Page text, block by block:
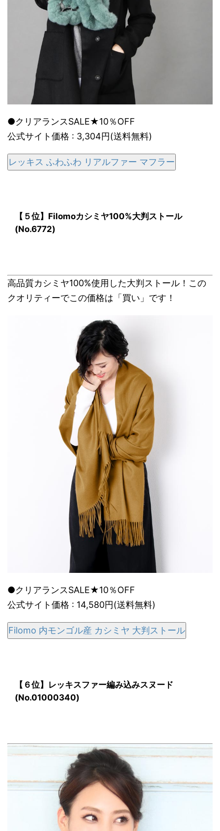
●クリアランスSALE★10％OFF
公式サイト価格 : 3,304円(送料無料)
レッキス ふわふわ リアルファー マフラー
【５位】Filomoカシミヤ100%大判ストール
(No.6772)
高品質カシミヤ100%使用した大判ストール！この
クオリティーでこの価格は「買い」です！
●クリアランスSALE★10％OFF
公式サイト価格 : 14,580円(送料無料)
Filomo 内モンゴル産 カシミヤ 大判ストール
【６位】レッキスファー編み込みスヌード
(No.01000340)